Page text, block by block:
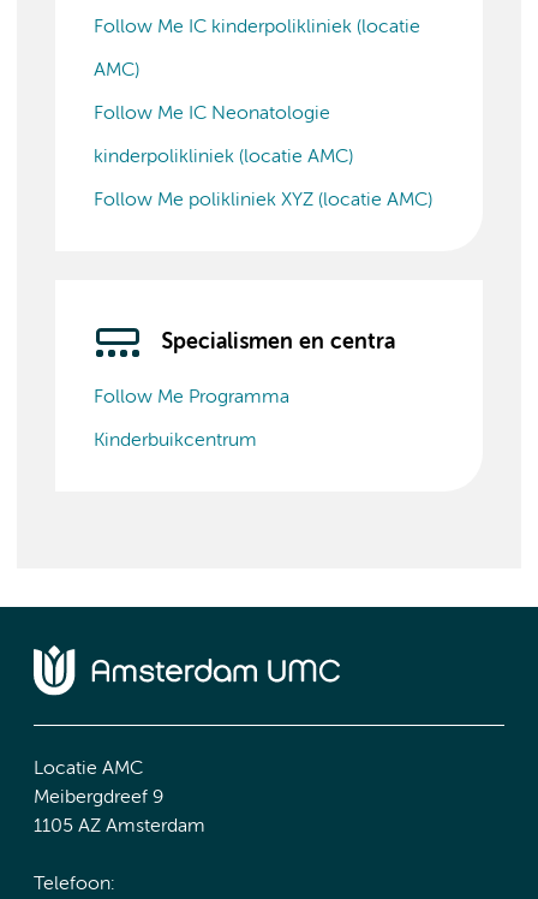
Follow Me IC kinderpolikliniek (locatie
AMC)
Follow Me IC Neonatologie
kinderpolikliniek (locatie AMC)
Follow Me polikliniek XYZ (locatie AMC)
Specialismen en centra
Follow Me Programma
Kinderbuikcentrum
Locatie AMC
Meibergdreef 9
1105 AZ Amsterdam
Telefoon: